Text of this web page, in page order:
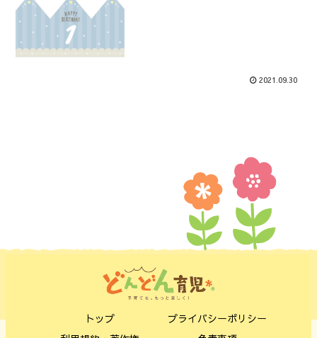
2021.09.30
トップ
プライバシーポリシー